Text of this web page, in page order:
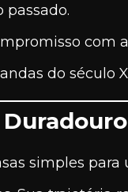
passado.
com
do século
simples